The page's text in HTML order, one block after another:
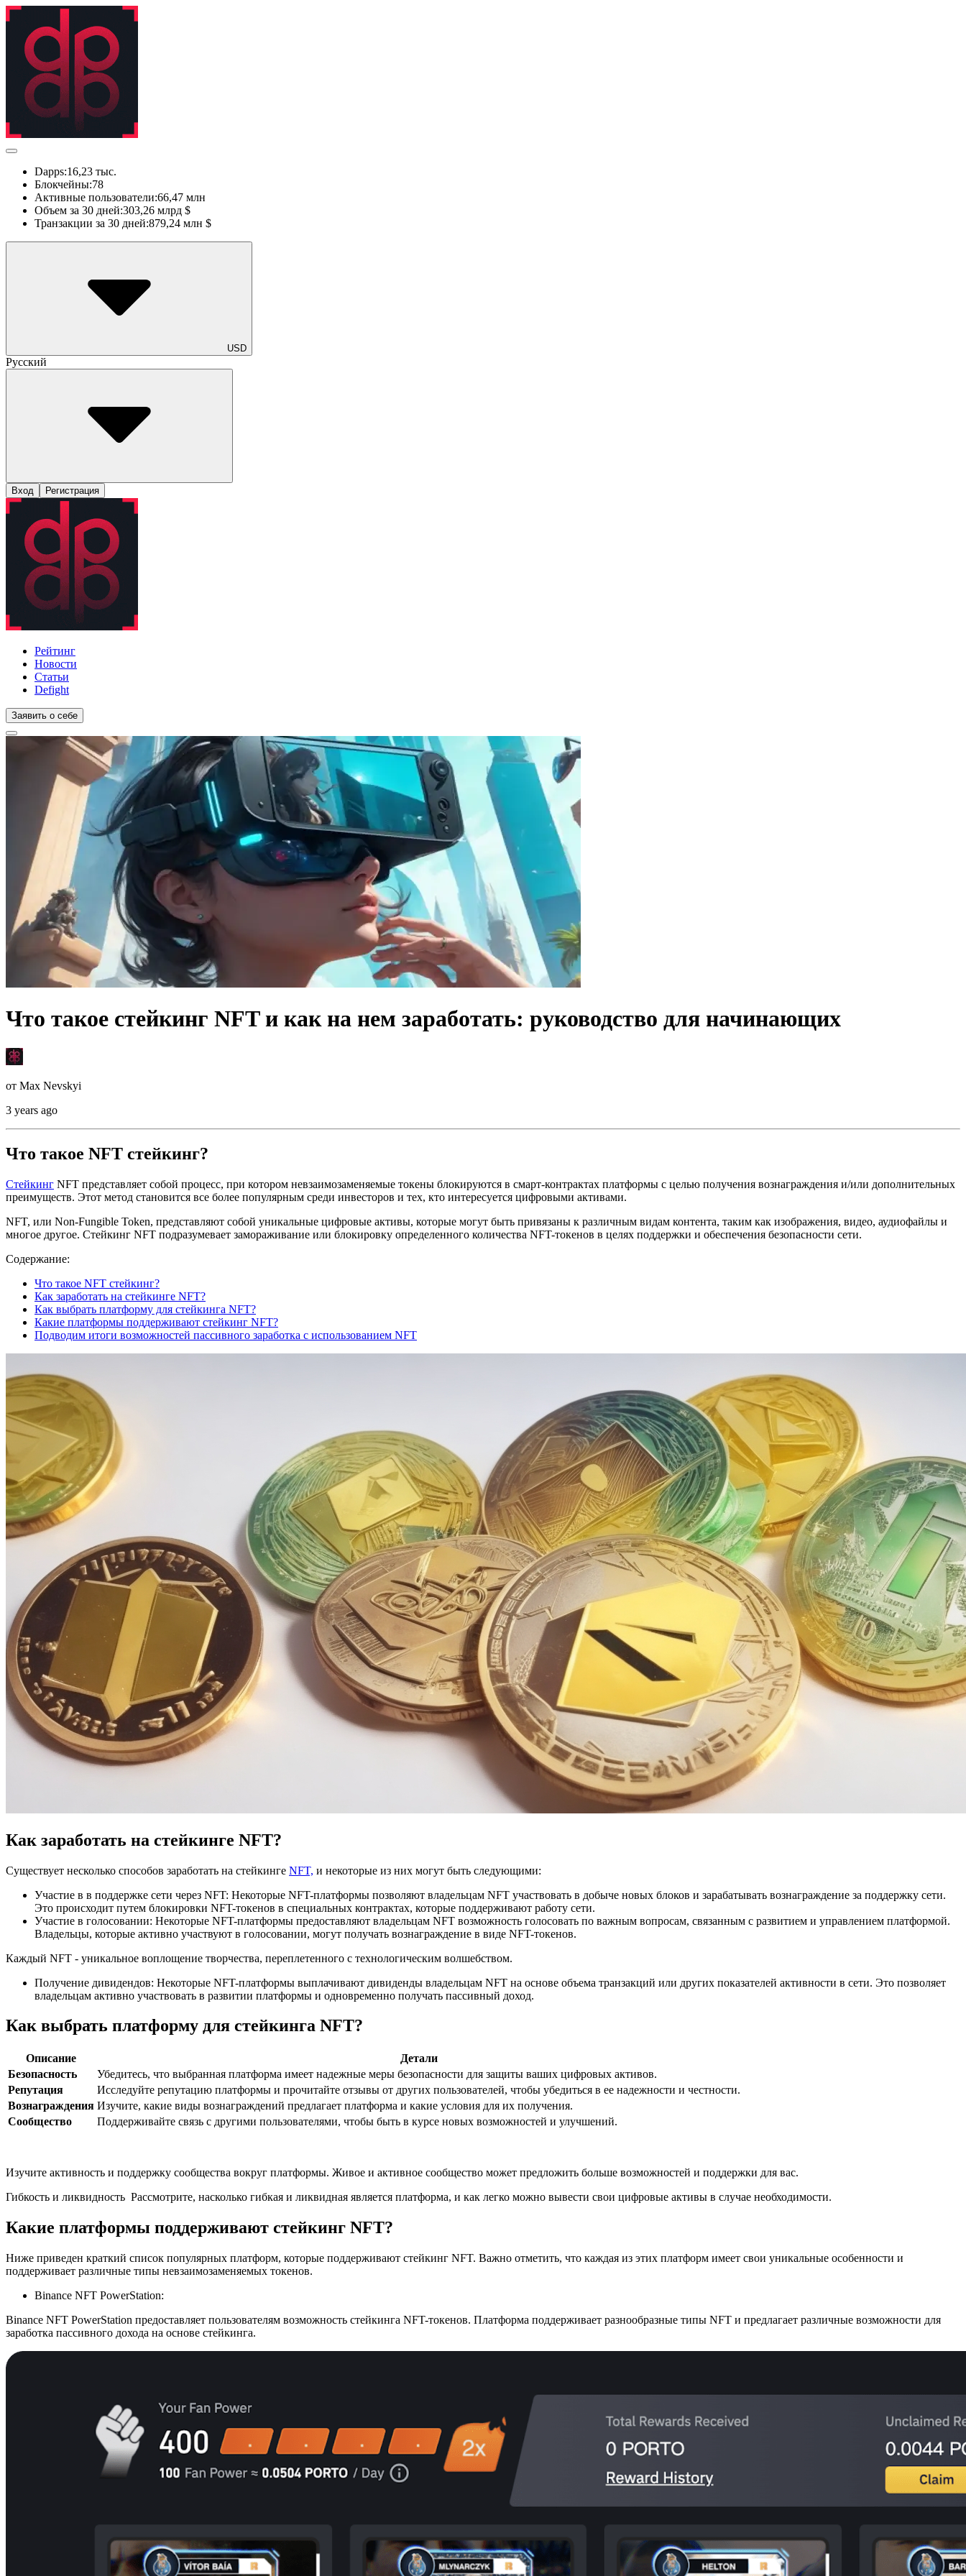
Dapps:16,23 тыс.
Блокчейны:78
Активные пользователи:66,47 млн
Объем за 30 дней:303,26 млрд $
Транзакции за 30 дней:879,24 млн $
USD
Русский
Вход Регистрация
Рейтинг
Новости
Статьи
Defight
Заявить о себе
Что такое стейкинг NFT и как на нем заработать: руководство для начинающих
от Max Nevskyi
3 years ago
Что такое NFT стейкинг?
Cтейкинг NFT представляет собой процесс, при котором невзаимозаменяемые токены блокируются в смарт-контрактах платформы с целью получения вознаграждения и/или дополнительных
преимуществ. Этот метод становится все более популярным среди инвесторов и тех, кто интересуется цифровыми активами.
NFT, или Non-Fungible Token, представляют собой уникальные цифровые активы, которые могут быть привязаны к различным видам контента, таким как изображения, видео, аудиофайлы и
многое другое. Стейкинг NFT подразумевает замораживание или блокировку определенного количества NFT-токенов в целях поддержки и обеспечения безопасности сети.
Содержание:
Что такое NFT стейкинг?
Как заработать на стейкинге NFT?
Как выбрать платформу для стейкинга NFT?
Какие платформы поддерживают стейкинг NFT?
Подводим итоги возможностей пассивного заработка с использованием NFT
Как заработать на стейкинге NFT?
Существует несколько способов заработать на стейкинге NFT, и некоторые из них могут быть следующими:
Участие в в поддержке сети через NFT: Некоторые NFT-платформы позволяют владельцам NFT участвовать в добыче новых блоков и зарабатывать вознаграждение за поддержку сети.
Это происходит путем блокировки NFT-токенов в специальных контрактах, которые поддерживают работу сети.
Участие в голосовании: Некоторые NFT-платформы предоставляют владельцам NFT возможность голосовать по важным вопросам, связанным с развитием и управлением платформой.
Владельцы, которые активно участвуют в голосовании, могут получать вознаграждение в виде NFT-токенов.
Каждый NFT - уникальное воплощение творчества, переплетенного с технологическим волшебством.
Получение дивидендов: Некоторые NFT-платформы выплачивают дивиденды владельцам NFT на основе объема транзакций или других показателей активности в сети. Это позволяет
владельцам активно участвовать в развитии платформы и одновременно получать пассивный доход.
Как выбрать платформу для стейкинга NFT?
Описание
Детали
Безопасность
Убедитесь, что выбранная платформа имеет надежные меры безопасности для защиты ваших цифровых активов.
Репутация
Исследуйте репутацию платформы и прочитайте отзывы от других пользователей, чтобы убедиться в ее надежности и честности.
Вознаграждения Изучите, какие виды вознаграждений предлагает платформа и какие условия для их получения.
Сообщество
Поддерживайте связь с другими пользователями, чтобы быть в курсе новых возможностей и улучшений.
Изучите активность и поддержку сообщества вокруг платформы. Живое и активное сообщество может предложить больше возможностей и поддержки для вас.
Гибкость и ликвидность Рассмотрите, насколько гибкая и ликвидная является платформа, и как легко можно вывести свои цифровые активы в случае необходимости.
Какие платформы поддерживают стейкинг NFT?
Ниже приведен краткий список популярных платформ, которые поддерживают стейкинг NFT. Важно отметить, что каждая из этих платформ имеет свои уникальные особенности и
поддерживает различные типы невзаимозаменяемых токенов.
Binance NFT PowerStation:
Binance NFT PowerStation предоставляет пользователям возможность стейкинга NFT-токенов. Платформа поддерживает разнообразные типы NFT и предлагает различные возможности для
заработка пассивного дохода на основе стейкинга.